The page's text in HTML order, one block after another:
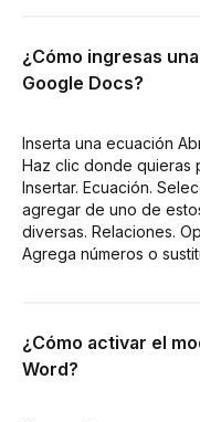
¿Cómo ingresas
Google Docs?
Inserta una ecuación
Haz clic donde quieras
Insertar. Ecuación.
agregar de uno de
diversas. Relaciones.
Agrega números o
¿Cómo activar el
Word?